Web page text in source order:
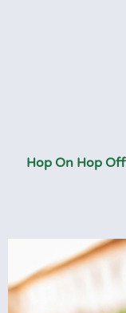
אוטובוס התיירים של סביליה: אוטובוס Hop On Hop Off